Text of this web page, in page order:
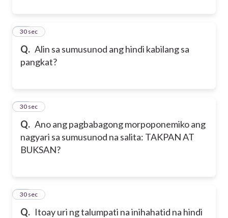
Q. Alin sa sumusunod ang hindi kabilang sa
pangkat?
55
30 sec
Q. Ano ang pagbabagong morpoponemiko ang
nagyari sa sumusunod na salita: TAKPAN AT
BUKSAN?
56
30 sec
Q. Itoay uri ng talumpati na inihahatid na hindi
57
30 sec